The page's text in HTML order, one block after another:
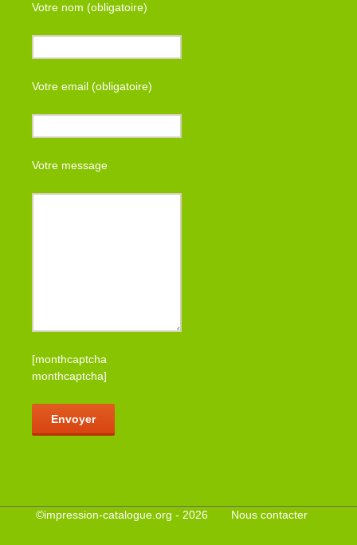
Votre nom (obligatoire)
Votre email (obligatoire)
Votre message
[monthcaptcha
monthcaptcha]
©impression-catalogue.org - 2026 Nous contacter